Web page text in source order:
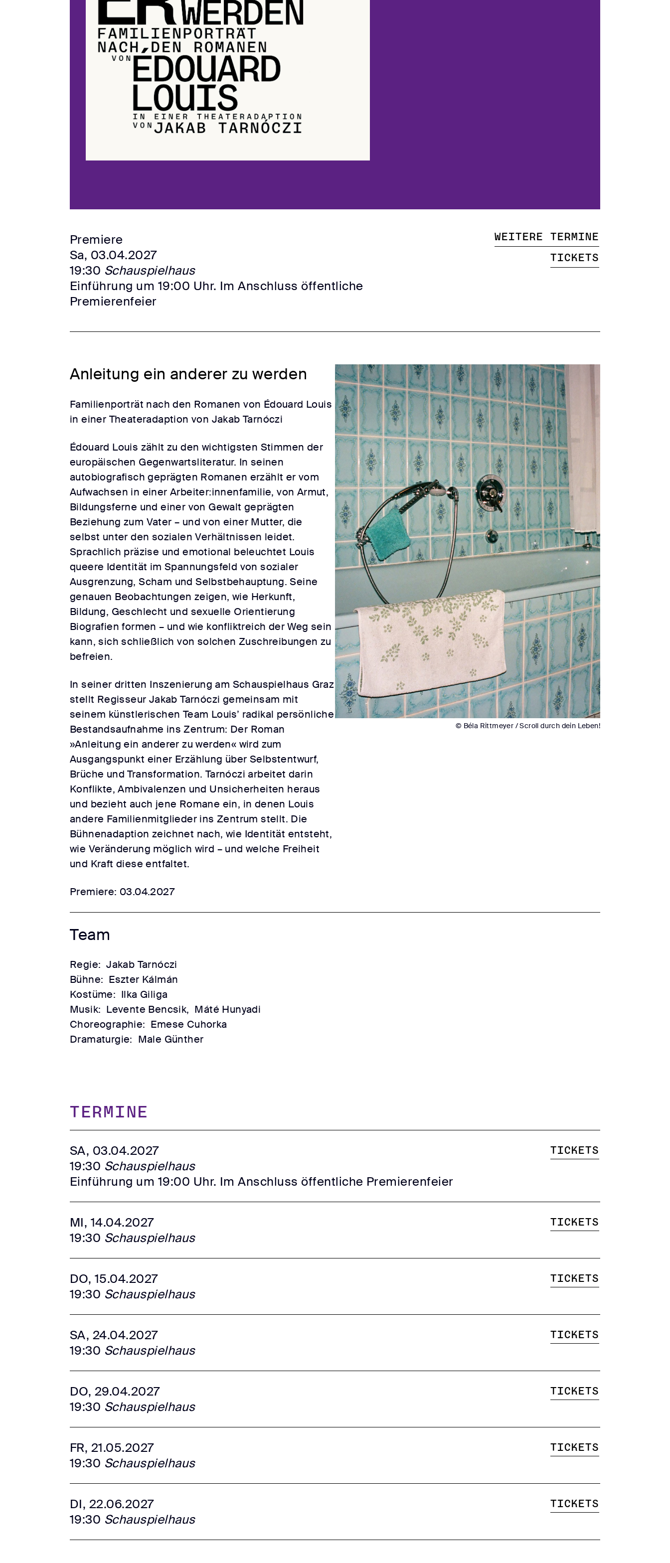
Premiere
Sa, 03.04.2027
19:30 Schauspielhaus
Einführung um 19:00 Uhr. Im Anschluss öffentliche
Premierenfeier
Weitere Termine
Tickets
Anleitung ein anderer zu werden
Familienporträt nach den Romanen von Édouard Louis
in einer Theateradaption von Jakab Tarnóczi
Édouard Louis zählt zu den wichtigsten Stimmen der
europäischen Gegenwartsliteratur. In seinen
autobiografisch geprägten Romanen erzählt er vom
Aufwachsen in einer Arbeiter:innenfamilie, von Armut,
Bildungsferne und einer von Gewalt geprägten
Beziehung zum Vater – und von einer Mutter, die
selbst unter den sozialen Verhältnissen leidet.
Sprachlich präzise und emotional beleuchtet Louis
queere Identität im Spannungsfeld von sozialer
Ausgrenzung, Scham und Selbstbehauptung. Seine
genauen Beobachtungen zeigen, wie Herkunft,
Bildung, Geschlecht und sexuelle Orientierung
Biografien formen – und wie konfliktreich der Weg sein
kann, sich schließlich von solchen Zuschreibungen zu
befreien.
In seiner dritten Inszenierung am Schauspielhaus Graz
stellt Regisseur Jakab Tarnóczi gemeinsam mit
seinem künstlerischen Team Louis’ radikal persönliche
Bestandsaufnahme ins Zentrum: Der Roman
»Anleitung ein anderer zu werden« wird zum
Ausgangspunkt einer Erzählung über Selbstentwurf,
Brüche und Transformation. Tarnóczi arbeitet darin
Konflikte, Ambivalenzen und Unsicherheiten heraus
und bezieht auch jene Romane ein, in denen Louis
andere Familienmitglieder ins Zentrum stellt. Die
Bühnenadaption zeichnet nach, wie Identität entsteht,
wie Veränderung möglich wird – und welche Freiheit
und Kraft diese entfaltet.
Premiere: 03.04.2027
© Béla Rittmeyer / Scroll durch dein Leben!
Team
Regie: Jakab Tarnóczi
Bühne: Eszter Kálmán
Kostüme: Ilka Giliga
Musik: Levente Bencsik, Máté Hunyadi
Choreographie: Emese Cuhorka
Dramaturgie: Male Günther
TERMINE
SA, 03.04.2027
19:30 Schauspielhaus
Einführung um 19:00 Uhr. Im Anschluss öffentliche Premierenfeier
Tickets
MI, 14.04.2027
19:30 Schauspielhaus
Tickets
DO, 15.04.2027
19:30 Schauspielhaus
Tickets
SA, 24.04.2027
19:30 Schauspielhaus
Tickets
DO, 29.04.2027
19:30 Schauspielhaus
Tickets
FR, 21.05.2027
19:30 Schauspielhaus
Tickets
DI, 22.06.2027
19:30 Schauspielhaus
Tickets